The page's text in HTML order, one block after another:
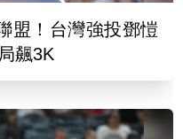
盟！台灣強投鄧愷
飆3K